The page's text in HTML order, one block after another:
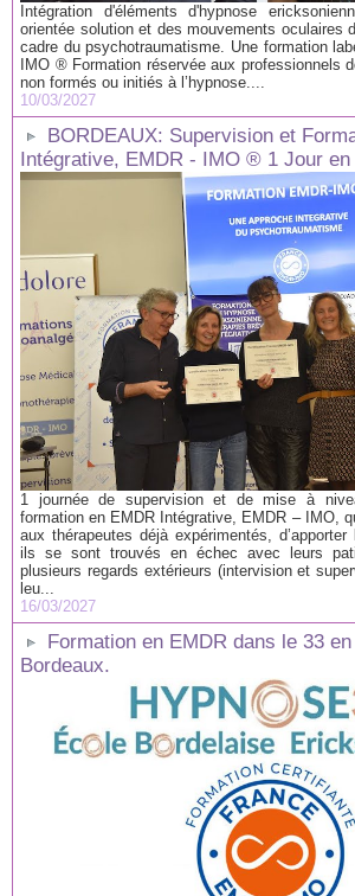
Intégration d'éléments d'hypnose
orientée solution et des mouvements oculaires
cadre du psychotraumatisme. Une formation
IMO ® Formation réservée aux professionnels
non formés ou initiés à l’hypnose....
10/03/2027
BORDEAUX: Supervision et
Intégrative, EMDR - IMO ® 1 Jour en
1 journée de supervision et de mise à
formation en EMDR Intégrative, EMDR – IMO,
aux thérapeutes déjà expérimentés,
ils se sont trouvés en échec avec leurs
plusieurs regards extérieurs (intervision et
leu...
16/03/2027
Formation en EMDR dans le 33
Bordeaux.